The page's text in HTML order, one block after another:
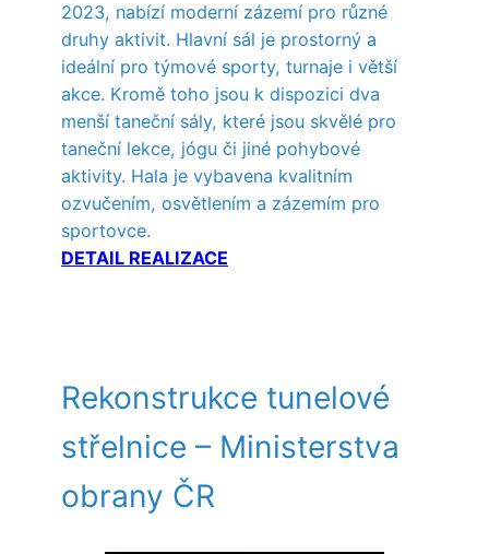
2023, nabízí moderní zázemí pro různé
druhy aktivit. Hlavní sál je prostorný a
ideální pro týmové sporty, turnaje i větší
akce. Kromě toho jsou k dispozici dva
menší taneční sály, které jsou skvělé pro
taneční lekce, jógu či jiné pohybové
aktivity. Hala je vybavena kvalitním
ozvučením, osvětlením a zázemím pro
sportovce.
DETAIL REALIZACE
Rekonstrukce tunelové
střelnice – Ministerstva
obrany ČR